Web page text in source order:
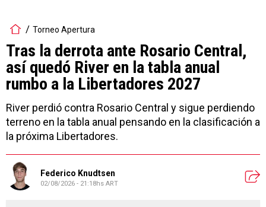
Torneo Apertura
Tras la derrota ante Rosario Central,
así quedó River en la tabla anual
rumbo a la Libertadores 2027
River perdió contra Rosario Central y sigue perdiendo
terreno en la tabla anual pensando en la clasificación a
la próxima Libertadores.
Federico Knudtsen
02/08/2026 - 21:18hs ART